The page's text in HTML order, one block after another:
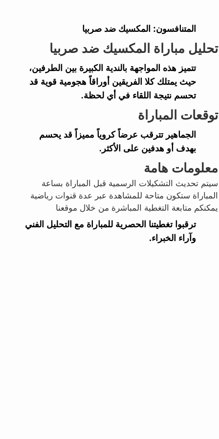
المتنافسون: المكسيك ضد صربيا
تحليل مباراة المكسيك ضد صربيا
تتميز هذه المواجهة بالندية الكبيرة بين الطرفين،
حيث يمتلك كلا الفريقين أوراقاً هجومية قوية قد
تحسم نتيجة اللقاء في أي لحظة.
توقعات المباراة
الجماهير تترقب عرضاً كروياً مميزاً قد يحسم
بهدف أو هدفين على الأكثر.
معلومات هامة
سيتم تحديث التشكيلات الرسمية قبل المباراة بساعة
المباراة ستكون متاحة للمشاهدة عبر عدة قنوات رياضية
يمكنكم متابعة التغطية المباشرة من خلال موقعنا
ترقبوا تغطيتنا الحصرية للمباراة مع التحليل الفني
وآراء الخبراء.